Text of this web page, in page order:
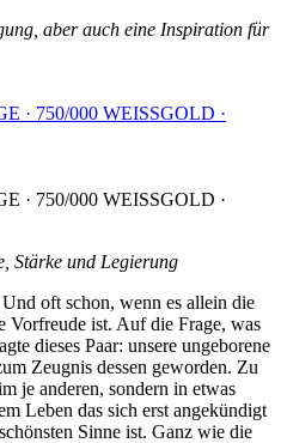
aber auch eine Inspiration für
· 750/000 WEISSGOLD ·
· 750/000 WEISSGOLD ·
Stärke und Legierung
oft schon, wenn es allein die
Vorfreude ist. Auf die Frage, was
dieses Paar: unsere ungeborene
Zeugnis dessen geworden. Zu
je anderen, sondern in etwas
Leben das sich erst angekündigt
Sinne ist. Ganz wie die